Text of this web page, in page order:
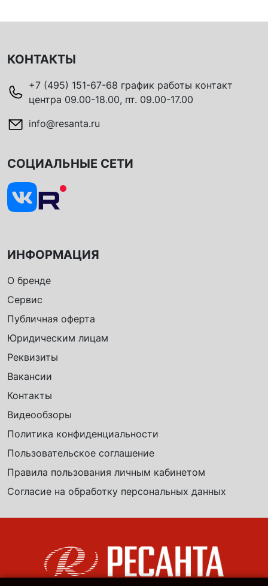
КОНТАКТЫ
+7 (495) 151-67-68 график работы контакт
центра 09.00-18.00, пт. 09.00-17.00
info@resanta.ru
ИНФОРМАЦИЯ
О бренде
Сервис
Публичная оферта
Юридическим лицам
Реквизиты
Вакансии
Контакты
Видеообзоры
Политика конфиденциальности
Пользовательское соглашение
Правила пользования личным кабинетом
Согласие на обработку персональных данных
СОЦИАЛЬНЫЕ СЕТИ